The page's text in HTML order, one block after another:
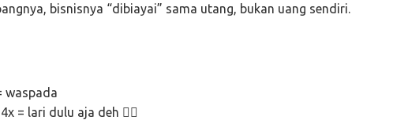
bisnisnya “dibiayai” sama utang, bukan uang sendiri.
waspada
= lari dulu aja deh 🏃‍♂️